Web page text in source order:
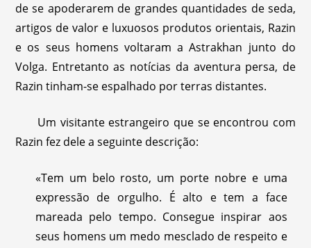
de se apoderarem de grandes quantidades de seda,
artigos de valor e luxuosos produtos orientais, Razin
e os seus homens voltaram a Astrakhan junto do
Volga. Entretanto as notícias da aventura persa, de
Razin tinham-se espalhado por terras distantes.
Um visitante estrangeiro que se encontrou com
Razin fez dele a seguinte descrição:
«Tem um belo rosto, um porte nobre e uma
expressão de orgulho. É alto e tem a face
mareada pelo tempo. Consegue inspirar aos
seus homens um medo mesclado de respeito e